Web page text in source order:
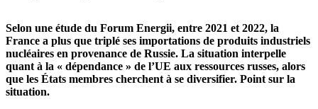
Selon une étude du Forum Energii, entre 2021 et 2022, la
France a plus que triplé ses importations de produits industriels
nucléaires en provenance de Russie. La situation interpelle
quant à la « dépendance » de l’UE aux ressources russes, alors
que les États membres cherchent à se diversifier. Point sur la
situation.